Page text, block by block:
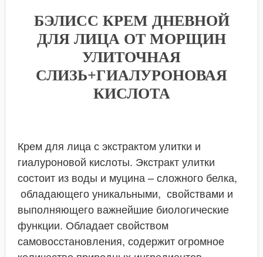
БЭЛИСС КРЕМ ДНЕВНОЙ
ДЛЯ ЛИЦА ОТ МОРЩИН
УЛИТОЧНАЯ
СЛИЗЬ+ГИАЛУРОНОВАЯ
КИСЛОТА
Крем для лица с экстрактом улитки и
гиалуроновой кислоты. Экстракт улитки
состоит из воды и муцина – сложного белка,
обладающего уникальными, свойствами и
выполняющего важнейшие биологические
функции. Обладает свойством
самовосстановления, содержит огромное